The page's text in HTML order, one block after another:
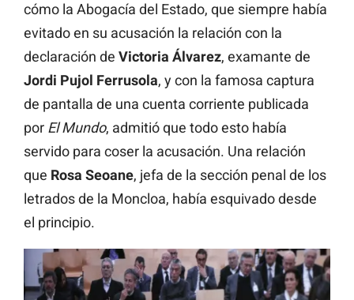
cómo la Abogacía del Estado, que siempre había
evitado en su acusación la relación con la
declaración de Victoria Álvarez, examante de
Jordi Pujol Ferrusola, y con la famosa captura
de pantalla de una cuenta corriente publicada
por El Mundo, admitió que todo esto había
servido para coser la acusación. Una relación
que Rosa Seoane, jefa de la sección penal de los
letrados de la Moncloa, había esquivado desde
el principio.